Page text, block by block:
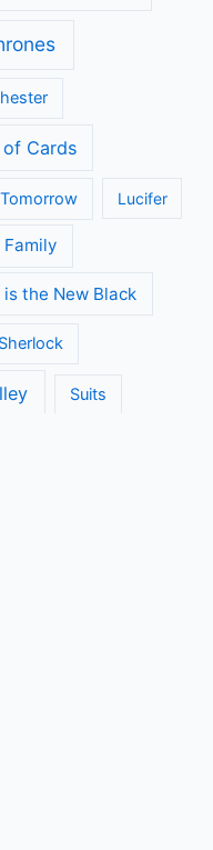
of Cards
Lucifer
Family
is the New Black
Sherlock
Suits